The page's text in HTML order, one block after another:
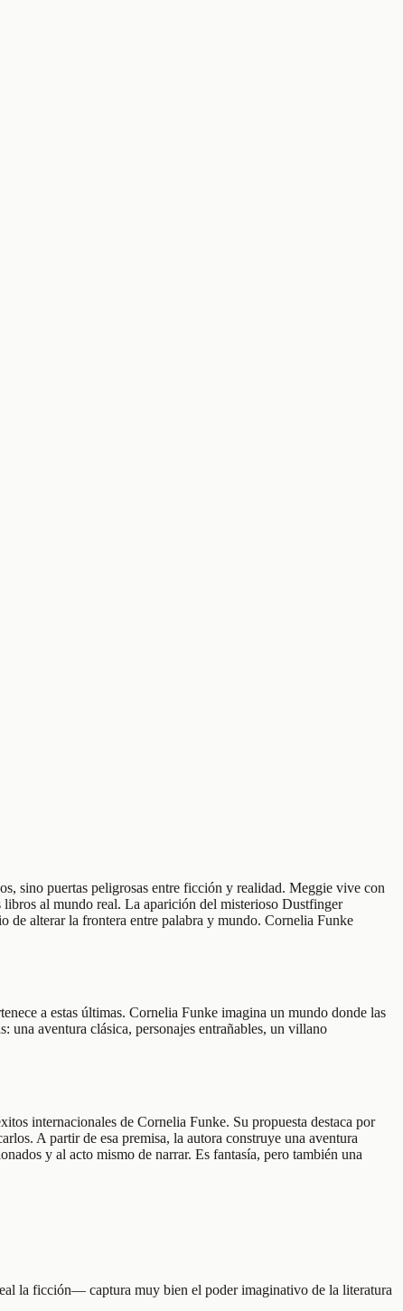
sino puertas peligrosas entre ficción y realidad. Meggie vive con
libros al mundo real. La aparición del misterioso Dustfinger
de alterar la frontera entre palabra y mundo. Cornelia Funke
a estas últimas. Cornelia Funke imagina un mundo donde las
una aventura clásica, personajes entrañables, un villano
internacionales de Cornelia Funke. Su propuesta destaca por
A partir de esa premisa, la autora construye una aventura
y al acto mismo de narrar. Es fantasía, pero también una
la ficción— captura muy bien el poder imaginativo de la literatura